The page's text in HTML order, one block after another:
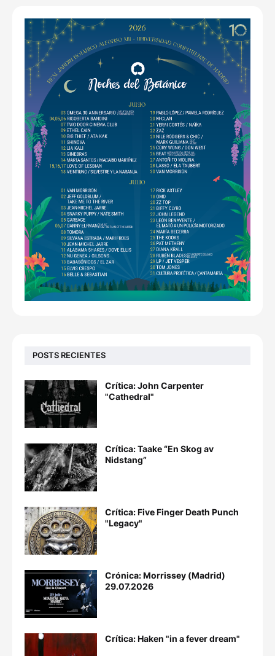
POSTS RECIENTES
Crítica: John Carpenter
"Cathedral"
Crítica: Taake “En Skog av
Nidstang”
Crítica: Five Finger Death Punch
"Legacy"
Crónica: Morrissey (Madrid)
29.07.2026
Crítica: Haken "in a fever dream"